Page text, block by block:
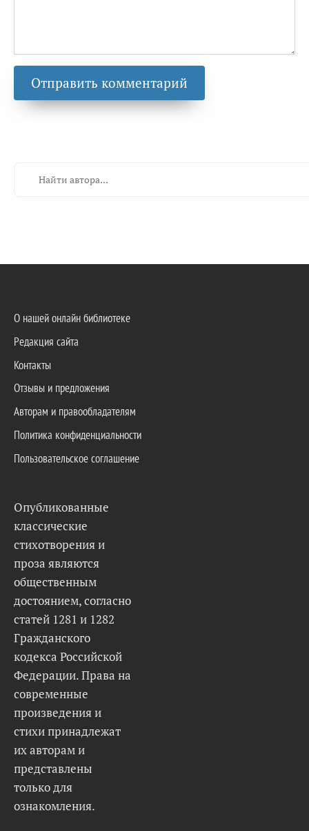
О нашей онлайн библиотеке
Редакция сайта
Контакты
Отзывы и предложения
Авторам и правообладателям
Политика конфиденциальности
Пользовательское соглашение
Опубликованные
классические
стихотворения и
проза являются
общественным
достоянием, согласно
статей 1281 и 1282
Гражданского
кодекса Российской
Федерации. Права на
современные
произведения и
стихи принадлежат
их авторам и
представлены
только для
ознакомления.